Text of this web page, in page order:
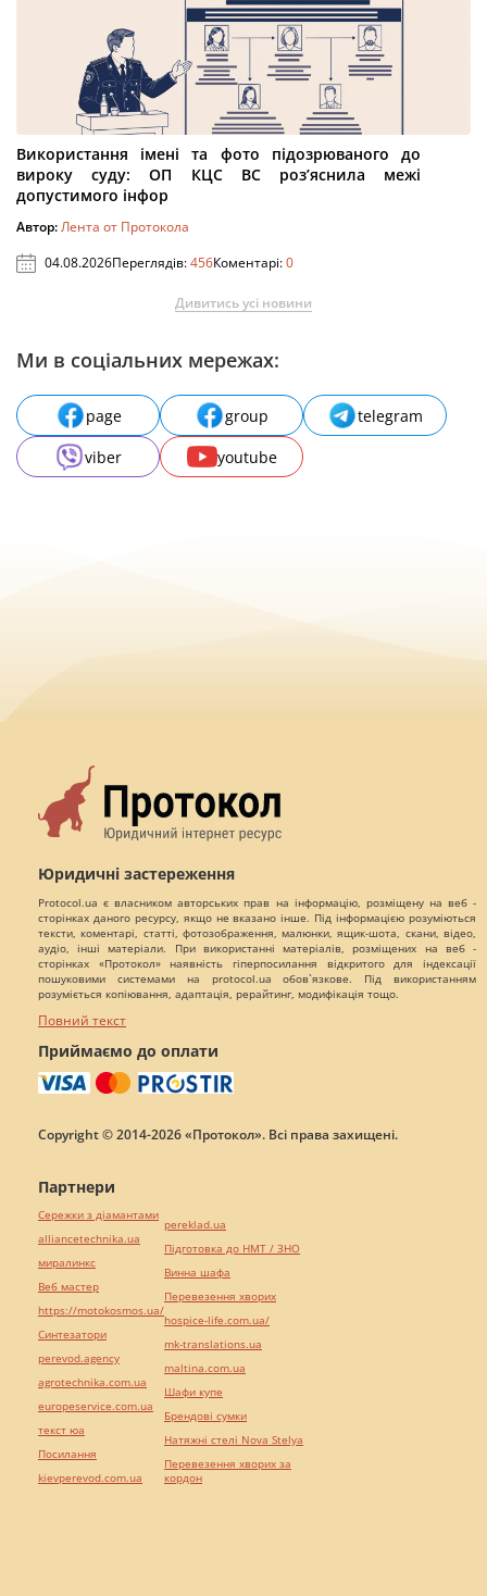
Використання імені та фото підозрюваного до
вироку суду: ОП КЦС ВС роз’яснила межі
допустимого інфор
Автор:Лента от Протокола
04.08.2026Переглядів:456Коментарі:0
Дивитись усі новини
Ми в соціальних мережах:
page group
telegram
viber
youtube
Юридичні застереження
Protocol.ua є власником авторських прав на інформацію, розміщену на веб -
сторінках даного ресурсу, якщо не вказано інше. Під інформацією розуміються
тексти, коментарі, статті, фотозображення, малюнки, ящик-шота, скани, відео,
аудіо, інші матеріали. При використанні матеріалів, розміщених на веб -
сторінках «Протокол» наявність гіперпосилання відкритого для індексації
пошуковими системами на protocol.ua обов`язкове. Під використанням
розуміється копіювання, адаптація, рерайтинг, модифікація тощо.
Повний текст
Приймаємо до оплати
Copyright © 2014-2026 «Протокол». Всі права захищені.
Партнери
Сережки з діамантами
alliancetechnika.ua
миралинкс
Веб мастер
https://motokosmos.ua/
Синтезатори
perevod.agency
agrotechnika.com.ua
europeservice.com.ua
текст юа
Посилання
kievperevod.com.ua
pereklad.ua
Підготовка до НМТ / ЗНО
Винна шафа
Перевезення хворих
hospice-life.com.ua/
mk-translations.ua
maltina.com.ua
Шафи купе
Брендові сумки
Натяжні стелі Nova Stelya
Перевезення хворих за
кордон